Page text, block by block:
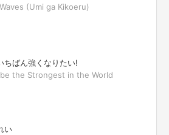
(Umi ga Kikoeru)
ちばん強くなりたい!
the Strongest in the World
い